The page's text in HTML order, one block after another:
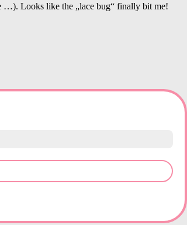
…). Looks like the „lace bug“ finally bit me!